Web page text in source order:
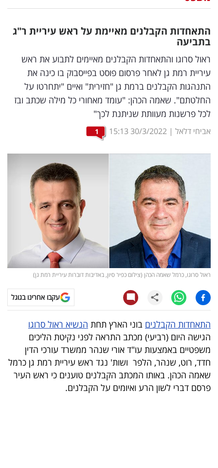
דיגיטל
וטק
שיווק
ופרסום
משפט
ומחקרים
רכילות
עסקית
קריפטו
ויראלי
עסקי
ספורט
קריירה
ולימודים
מינויים
התאחדות הקבלנים מאיימת על ראש עיריית ר"ג
בתביעה
ראול סרוגו והתאחדות הקבלנים מאיימים לתבוע את ראש
עיריית רמת גן לאחר פרסום פוסט בפייסבוק בו כינה את
התנהגות הקבלנים ברמת גן "חזירית" ואיים "יתחרטו על
החלטתם". שאמה הכהן: "עומד מאחורי כל מילה שכתב ובז
לכל פרשנות מעוותת שניתנת לכך"
אביחי דלאל |
30/3/2022
15:13
1
ראול סרוגו, כרמל שאמה הכהן (צילום כפיר סיון, באדיבות דוברות עיריית רמת גן)
עקבו אחרינו בגוגל
התאחדות הקבלנים בוני הארץ תחת הנשיא ראול סרוגו
הגישה היום (רביעי) מכתב התראה לפני נקיטת הליכים
משפטיים באמצעות עו"ד אורי שנהר ממשרד עורכי הדין
חדד, רוט, שנהר, הלפר ושות' נגד ראש עיריית רמת גן כרמל
שאמה הכהן. באותו המכתב הקבלנים טוענים כי ראש העיר
פרסם דברי לשון הרע ואיומים על הקבלנים.